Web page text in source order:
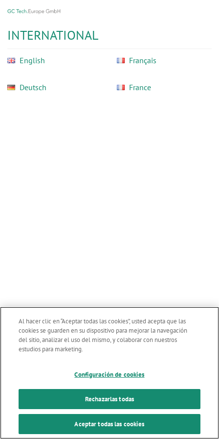
Skip
main
content
GC
Europe
GmbH
INTERNATIONAL
English Français
Deutsch France
Al hacer clic en “Aceptar todas las cookies”, usted acepta que las
cookies se guarden en su dispositivo para mejorar la navegación
del sitio, analizar el uso del mismo, y colaborar con nuestros
estudios para marketing.
Configuración de cookies
Rechazarlas todas
Aceptar todas las cookies